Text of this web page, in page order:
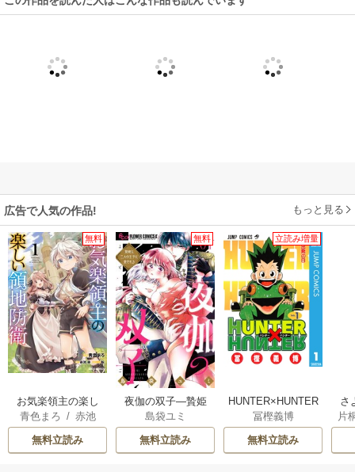
広告で人気の作品! もっと見る
無料
お気楽領主の楽し
い領地防衛
青色まろ / 赤池
宗/転
無料立読み
無料
夜伽の双子―贄姫
は二人の王子に愛
される―
島袋ユミ
無料立読み
立読み増量
HUNTER×HUNTER
モノクロ版
冨樫義博
無料立読み
さ
冷
片